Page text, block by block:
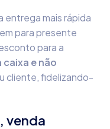
entrega mais rápida
para presente
para a
e não
cliente, fidelizando-
venda